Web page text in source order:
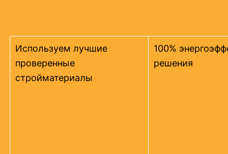
Используем лучшие
проверенные
стройматериалы
100%
решения